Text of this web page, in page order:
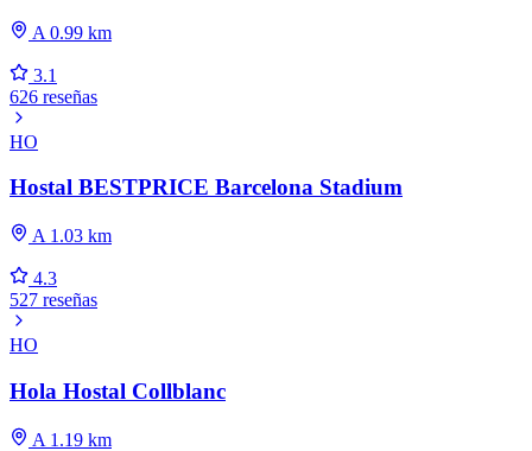
A 0.99 km
3.1
626 reseñas
HO
Hostal BESTPRICE Barcelona Stadium
A 1.03 km
4.3
527 reseñas
HO
Hola Hostal Collblanc
A 1.19 km